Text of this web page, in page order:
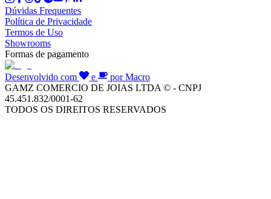
Dúvidas Frequentes
Política de Privacidade
Termos de Uso
Showrooms
Formas de pagamento
Desenvolvido com e
por Macro
GAMZ COMERCIO DE JOIAS LTDA © - CNPJ
45.451.832/0001-62
TODOS OS DIREITOS RESERVADOS